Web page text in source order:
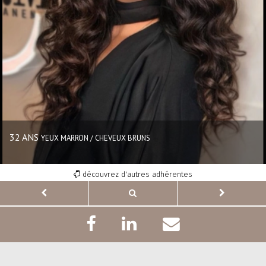
32 ANSYEUX MARRON / CHEVEUX BRUNS
découvrez d'autres adhérentes